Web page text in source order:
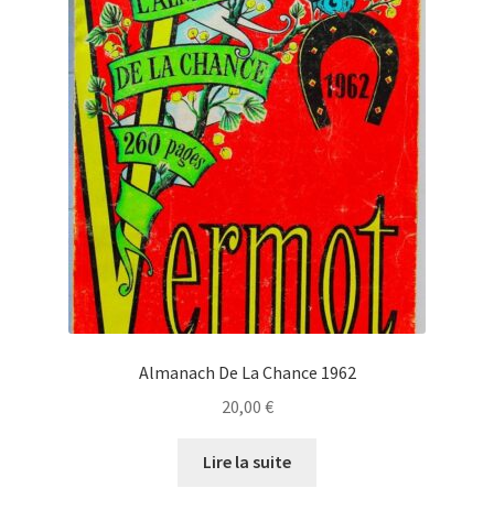
Almanach De La Chance 1962
20,00 €
Lire la suite